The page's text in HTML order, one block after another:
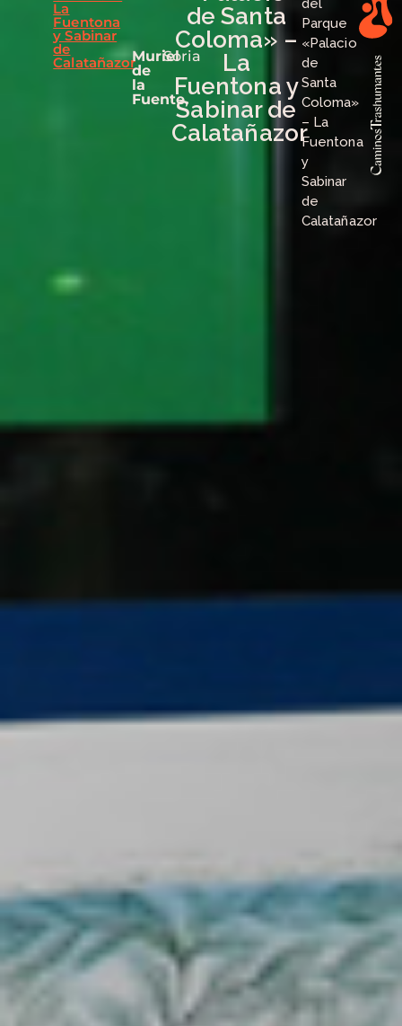
La
Fuentona
y Sabinar
de
CalatañazorMuriel
de
la
Fuente,
Soria
de Santa
Coloma» –
La
Fuentona y
Sabinar de
Calatañazor
del
Parque
«Palacio
de
Santa
Coloma»
– La
Fuentona
y
Sabinar
de
Calatañazor